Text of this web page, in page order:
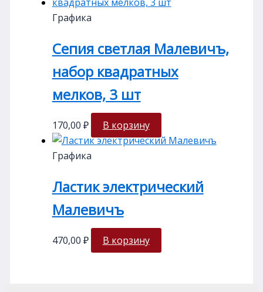
Графика
Сепия светлая Малевичъ,
набор квадратных
мелков, 3 шт
170,00 ₽ В корзину
Графика
Ластик электрический
Малевичъ
470,00 ₽ В корзину